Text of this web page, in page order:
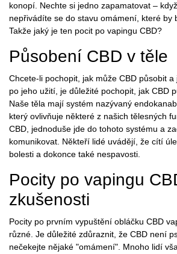
konopí. Nechte si jedno zapamatovat –
nepřivádíte se do stavu omámení, které by
Takže jaký je ten pocit po vapingu CBD?
Působení CBD v těle
Chcete-li pochopit, jak může CBD působit
po jeho užití, je důležité pochopit, jak CBD
Naše těla mají systém nazývaný
který ovlivňuje některé z našich tělesných
CBD, jednoduše jde do tohoto systému a
komunikovat. Někteří lidé uvádějí, že cítí
bolesti a dokonce také nespavosti.
Pocity po vapingu
zkušenosti
Pocity po prvním vypuštění obláčku CBD
různé. Je důležité zdůraznit, že CBD není
nečekejte nějaké "omámení". Mnoho lidí